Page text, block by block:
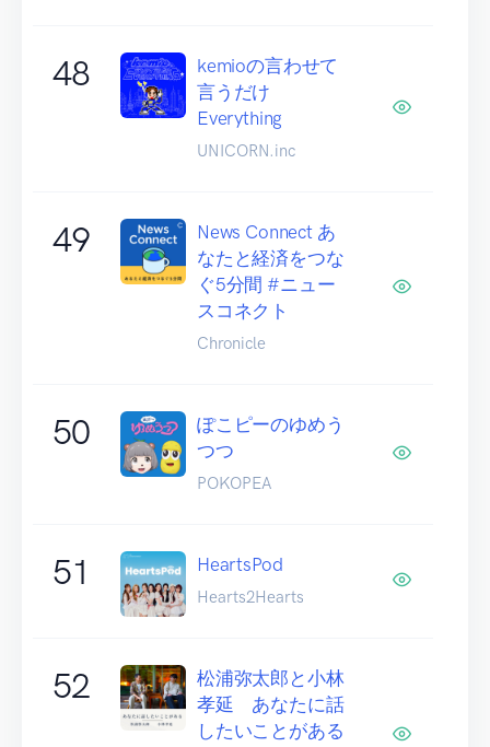
48
kemioの言わせて
言うだけ
Everything
UNICORN.inc
49
News Connect あ
なたと経済をつな
ぐ5分間 #ニュー
スコネクト
Chronicle
50
ぽこピーのゆめう
つつ
POKOPEA
51 HeartsPod
Hearts2Hearts
52
松浦弥太郎と小林
孝延 あなたに話
したいことがある